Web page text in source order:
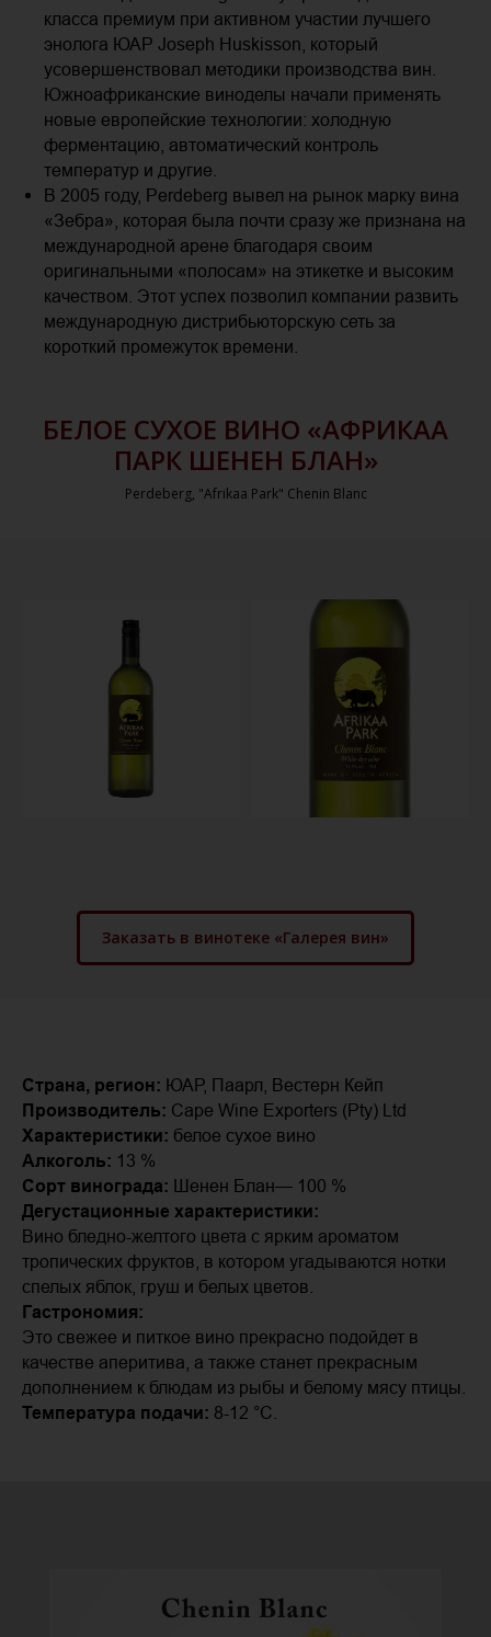
класса премиум при активном участии лучшего
энолога ЮАР Joseph Huskisson, который
усовершенствовал методики производства вин.
Южноафриканские виноделы начали применять
новые европейские технологии: холодную
ферментацию, автоматический контроль
температур и другие.
В 2005 году, Perdeberg вывел на рынок марку вина
«Зебра», которая была почти сразу же признана на
международной арене благодаря своим
оригинальными «полосам» на этикетке и высоким
качеством. Этот успех позволил компании развить
международную дистрибьюторскую сеть за
короткий промежуток времени.
БЕЛОЕ СУХОЕ ВИНО «АФРИКАА
ПАРК ШЕНЕН БЛАН»
Perdeberg, "Afrikaa Park" Chenin Blanc
Заказать в винотеке «Галерея вин»
Страна, регион: ЮАР, Паарл, Вестерн Кейп
Производитель: Cape Wine Exporters (Pty) Ltd
Характеристики: белое сухое вино
Алкоголь: 13 %
Сорт винограда: Шенен Блан— 100 %
Дегустационные характеристики:
Вино бледно-желтого цвета с ярким ароматом
тропических фруктов, в котором угадываются нотки
спелых яблок, груш и белых цветов.
Гастрономия:
Это свежее и питкое вино прекрасно подойдет в
качестве аперитива, а также станет прекрасным
дополнением к блюдам из рыбы и белому мясу птицы.
Температура подачи: 8-12 °C.